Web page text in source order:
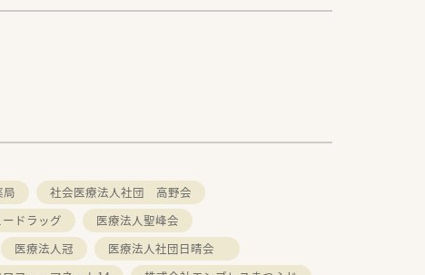
社会医療法人社団 高野会
ドラッグ
医療法人聖峰会
医療法人冠
医療法人社団日晴会